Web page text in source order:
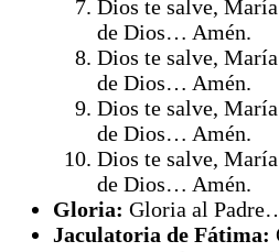
Dios te salve,
de Dios… Amén.
Dios te salve,
de Dios… Amén.
Dios te salve,
de Dios… Amén.
Dios te salve,
de Dios… Amén.
Gloria: Gloria al
Jaculatoria de Fátima: